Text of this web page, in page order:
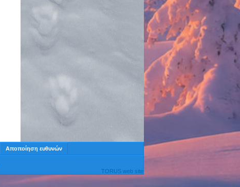
Αποποίηση ευθυνών
TORUS web site